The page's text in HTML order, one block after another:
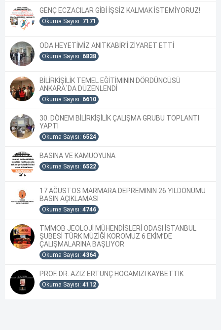
GENÇ ECZACILAR GİBİ İŞSİZ KALMAK İSTEMİYORUZ!
Okuma Sayısı: 7171
ODA HEYETİMİZ ANITKABİR’İ ZİYARET ETTİ
Okuma Sayısı: 6838
BİLİRKİŞİLİK TEMEL EĞİTİMİNİN DÖRDÜNCÜSÜ
ANKARA`DA DÜZENLENDİ
Okuma Sayısı: 6610
30. DÖNEM BİLİRKİŞİLİK ÇALIŞMA GRUBU TOPLANTI
YAPTI
Okuma Sayısı: 6524
BASINA VE KAMUOYUNA
Okuma Sayısı: 6522
17 AĞUSTOS MARMARA DEPREMİNİN 26.YILDÖNÜMÜ
BASIN AÇIKLAMASI
Okuma Sayısı: 4746
TMMOB JEOLOJİ MÜHENDİSLERİ ODASI İSTANBUL
ŞUBESİ TÜRK MÜZİĞİ KOROMUZ 6 EKİM’DE
ÇALIŞMALARINA BAŞLIYOR
Okuma Sayısı: 4364
PROF. DR. AZİZ ERTUNÇ HOCAMIZI KAYBETTİK
Okuma Sayısı: 4112